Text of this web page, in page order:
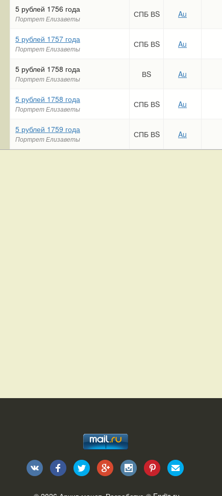
5 рублей 1756 года
Портрет Елизаветы СПБ ВS Au
5 рублей 1757 года
Портрет Елизаветы СПБ ВS Au
5 рублей 1758 года
Портрет Елизаветы ВS Au
5 рублей 1758 года
Портрет Елизаветы СПБ ВS Au
5 рублей 1759 года
Портрет Елизаветы СПБ ВS Au